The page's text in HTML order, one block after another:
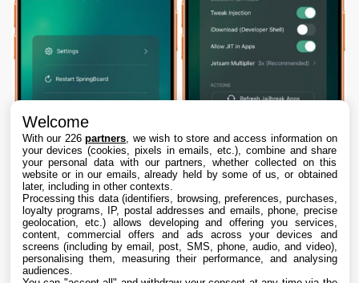
Dopamine 3, le jailbreak pour iOS 26 sur
iPhone, est disponible
Welcome
With our 226partners , we wish to store and access information on
your devices (cookies, pixels in emails, etc.), combine and share
your personal data with our partners, whether collected on this
website or in our emails, already held by some of us, or obtained
later, including in other contexts.
Processing this data (identifiers, browsing, preferences, purchases,
loyalty programs, IP, postal addresses and emails, phone, precise
geolocation, etc.) allows developing and offering you services,
content, commercial offers and ads across your devices and
screens (including by email, post, SMS, phone, audio, and video),
personalising them, measuring their performance, and analysing
audiences.